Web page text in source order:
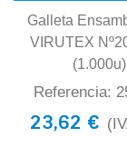
Galleta
VIRUTEX
(1.000u)
Referencia:
23,62 €